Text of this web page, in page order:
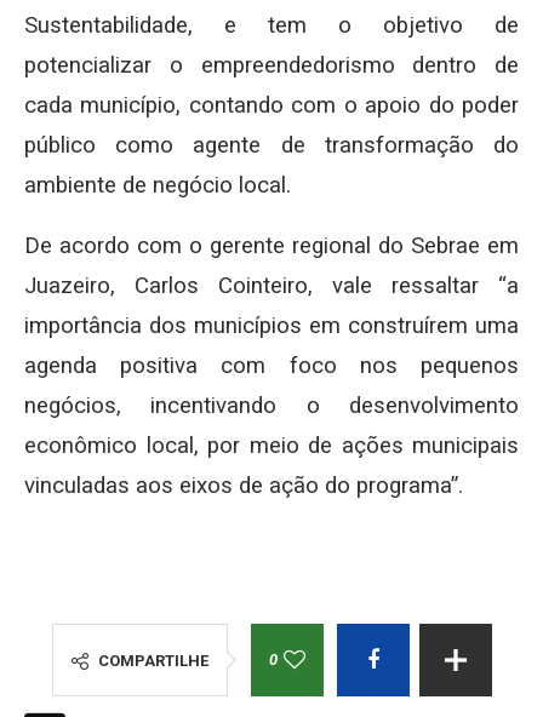
Sustentabilidade, e tem o objetivo de
potencializar o empreendedorismo dentro de
cada município, contando com o apoio do poder
público como agente de transformação do
ambiente de negócio local.
De acordo com o gerente regional do Sebrae em
Juazeiro, Carlos Cointeiro, vale ressaltar “a
importância dos municípios em construírem uma
agenda positiva com foco nos pequenos
negócios, incentivando o desenvolvimento
econômico local, por meio de ações municipais
vinculadas aos eixos de ação do programa”.
COMPARTILHE 0